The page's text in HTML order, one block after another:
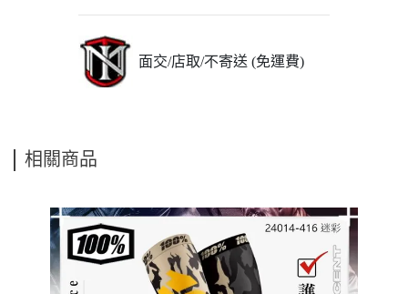
面交/店取/不寄送 (免運費)
相關商品